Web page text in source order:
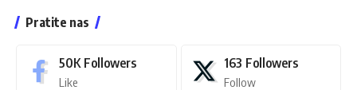
Pratite nas
50K Followers
Like
163 Followers
Follow